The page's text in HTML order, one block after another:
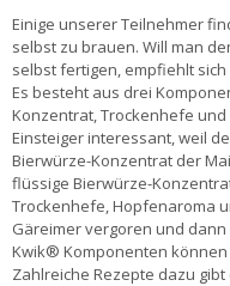
Einige unserer Teilnehmer
selbst zu brauen. Will man
selbst fertigen, empfiehlt
Es besteht aus drei
Konzentrat, Trockenhefe
Einsteiger interessant, weil
Bierwürze-Konzentrat der
flüssige Bierwürze-
Trockenhefe, Hopfenaroma
Gäreimer vergoren und
Kwik® Komponenten
Zahlreiche Rezepte dazu